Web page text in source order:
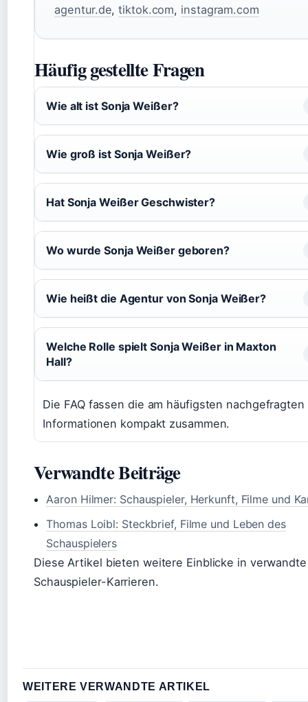
agentur.de,tiktok.com, instagram.com
Häufig gestellte Fragen
Wie alt ist Sonja Weißer?
Wie groß ist Sonja Weißer?
Hat Sonja Weißer Geschwister?
Wo wurde Sonja Weißer geboren?
Wie heißt die Agentur von Sonja Weißer?
Welche Rolle spielt Sonja Weißer in Maxton
Hall?
Die FAQ fassen die am häufigsten nachgefragten
Informationen kompakt zusammen.
Verwandte Beiträge
Aaron Hilmer: Schauspieler, Herkunft, Filme und
Thomas Loibl: Steckbrief, Filme und Leben des
Schauspielers
Diese Artikel bieten weitere Einblicke in verwandte
Schauspieler-Karrieren.
WEITERE VERWANDTE ARTIKEL